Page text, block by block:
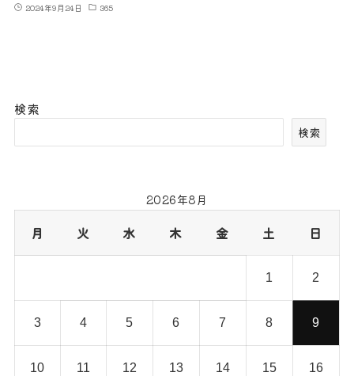
2024年9月24日 365
検索
検索
2026年8月
月 火 水 木 金 土 日
1 2
3 4 5 6 7 8 9
10 11 12 13 14 15 16